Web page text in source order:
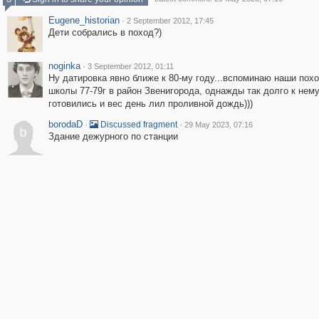
Eugene_historian · 2 September 2012, 17:45
Дети собрались в поход?)
noginka · 3 September 2012, 01:11
Ну датировка явно ближе к 80-му году...вспоминаю наши
школы 77-79г в район Звенигорода, однажды так долго к нему
готовились и вес день лил проливной дождь)))
b
borodaD · Discussed fragment · 29 May 2023, 07:16
Здание дежурного по станции